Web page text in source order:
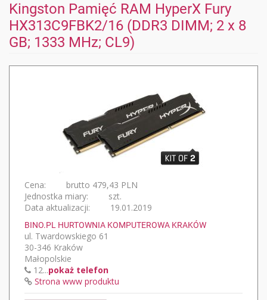
Kingston Pamięć RAM HyperX Fury
HX313C9FBK2/16 (DDR3 DIMM; 2 x 8
GB; 1333 MHz; CL9)
Cena:
brutto 479,43 PLN
Jednostka miary:
szt.
Data aktualizacji:
19.01.2019
BINO.PL HURTOWNIA KOMPUTEROWA KRAKÓW
ul. Twardowskiego 61
30-346 Kraków
Małopolskie
12...pokaż telefon
Strona www produktu